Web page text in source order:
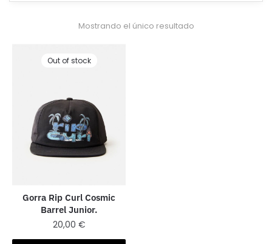
Mostrando el único resultado
Out of stock
Gorra Rip Curl Cosmic
Barrel Junior.
20,00 €